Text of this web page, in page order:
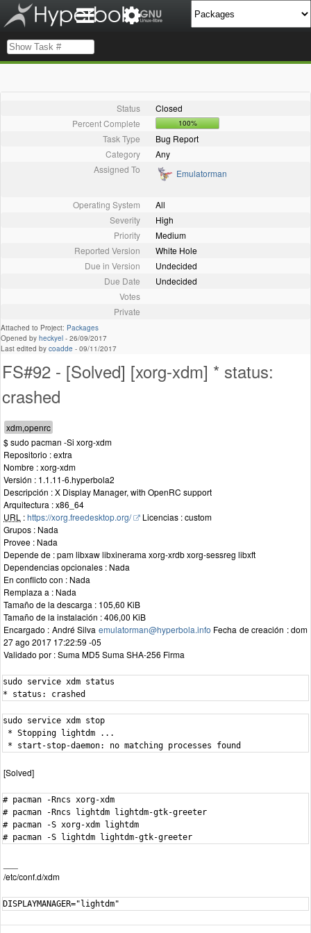
Status
Closed
Percent Complete
100%
Task Type
Bug Report
Category
Any
Assigned To
Emulatorman
Operating System
All
Severity
High
Priority
Medium
Reported Version
White Hole
Due in Version
Undecided
Due Date
Undecided
Votes
Private
Attached to Project: Packages
Opened by heckyel - 26/09/2017
Last edited by coadde - 09/11/2017
FS#92 - [Solved] [xorg-xdm] * status:
crashed
$ sudo pacman -Si xorg-xdm
Repositorio : extra
Nombre : xorg-xdm
Versión : 1.1.11-6.hyperbola2
Descripción : X Display Manager, with OpenRC support
Arquitectura : x86_64
URL :https://xorg.freedesktop.org/
Licencias : custom
Grupos : Nada
Provee : Nada
Depende de : pam libxaw libxinerama xorg-xrdb xorg-sessreg libxft
Dependencias opcionales : Nada
En conflicto con : Nada
Remplaza a : Nada
Tamaño de la descarga : 105,60 KiB
Tamaño de la instalación : 406,00 KiB
Encargado : André Silva emulatorman@hyperbola.info Fecha de creación : dom
27 ago 2017 17:22:59 -05
Validado por : Suma MD5 Suma SHA-256 Firma
sudo service xdm status
sudo service xdm stop
* Stopping lightdm ...
* start-stop-daemon: no matching processes found
[Solved]
# pacman -Rncs xorg-xdm
# pacman -Rncs lightdm lightdm-gtk-greeter
# pacman -S xorg-xdm lightdm
# pacman -S lightdm lightdm-gtk-greeter
/etc/conf.d/xdm
DISPLAYMANAGER="lightdm"